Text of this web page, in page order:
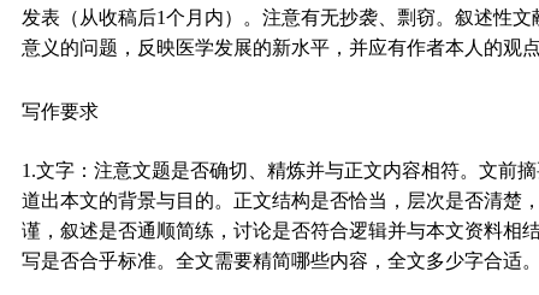
发表（从收稿后1个月内）。注意有无抄袭、剽窃。叙述性
意义的问题，反映医学发展的新水平，并应有作者本人的观
写作要求
1.文字：注意文题是否确切、精炼并与正文内容相符。文前
道出本文的背景与目的。正文结构是否恰当，层次是否清楚
谨，叙述是否通顺简练，讨论是否符合逻辑并与本文资料相
写是否合乎标准。全文需要精简哪些内容，全文多少字合适